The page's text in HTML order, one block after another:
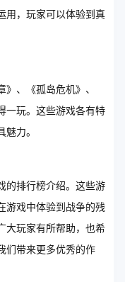
用，玩家可以体验到真
、《孤岛危机》、
一玩。这些游戏各有特
力。
的排行榜介绍。这些游
游戏中体验到战争的残
大玩家有所帮助，也希
们带来更多优秀的作